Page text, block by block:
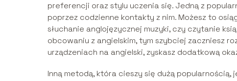
preferencji oraz stylu uczenia się. Jedną z
poprzez codzienne kontakty z nim. Możesz to
słuchanie anglojęzycznej muzyki, czy czytanie
obcowaniu z angielskim, tym szybciej zaczniesz
urządzeniach na angielski, zyskasz dodatkową
Inną metodą, która cieszy się dużą